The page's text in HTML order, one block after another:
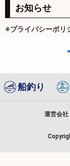
お知らせ
※プライバシーポリ
船釣り
運営会社